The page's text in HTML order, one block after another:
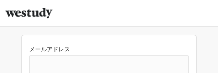
メールアドレス